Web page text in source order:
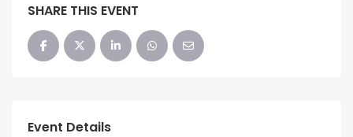
SHARE THIS EVENT
Event Details